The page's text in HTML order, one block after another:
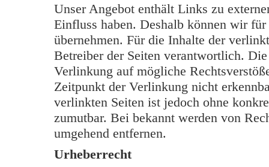
Unser Angebot enthält Links zu
Einfluss haben. Deshalb können wir
übernehmen. Für die Inhalte der
Betreiber der Seiten verantwortlich.
Verlinkung auf mögliche
Zeitpunkt der Verlinkung nicht
verlinkten Seiten ist jedoch ohne
zumutbar. Bei bekannt werden von
umgehend entfernen.
Urheberrecht